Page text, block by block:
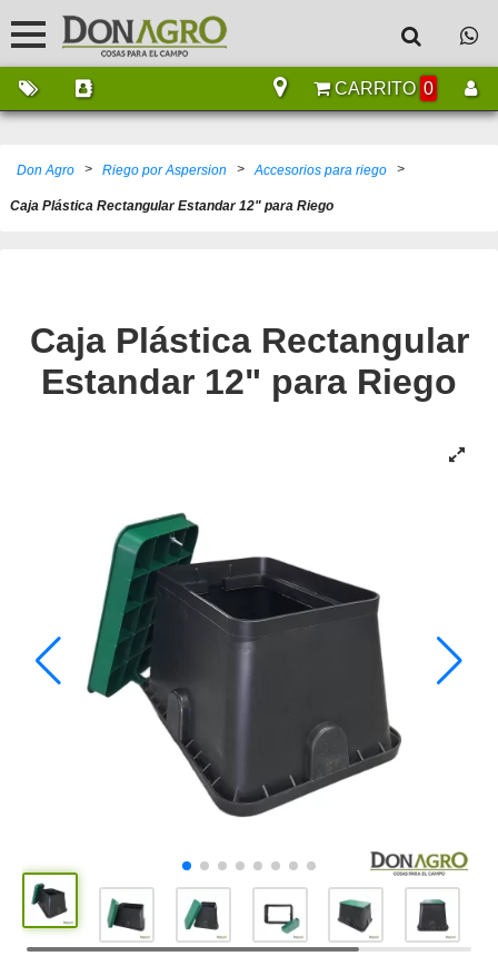
CARRITO 0
Don Agro > Riego por Aspersion > Accesorios para riego >
Caja Plástica Rectangular Estandar 12" para Riego
Caja Plástica Rectangular
Estandar 12" para Riego